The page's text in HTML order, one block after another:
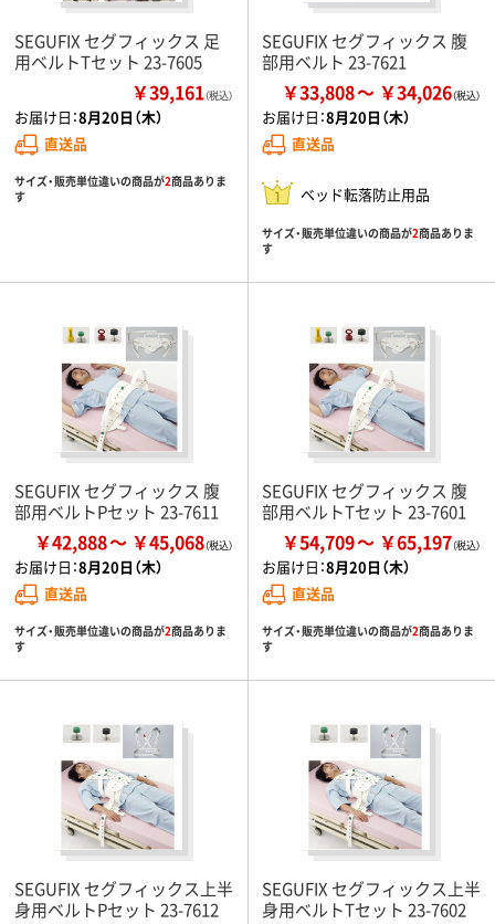
SEGUFIX セグフィックス 足
用ベルトTセット 23-7605
￥39,161（税込）
お届け日：8月20日（木）
直送品
サイズ・販売単位違いの商品が2商品ありま
す
SEGUFIX セグフィックス 腹
部用ベルト 23-7621
￥33,808 ￥34,026
お届け日：8月20日（木）
直送品
ベッド転落防止用品
サイズ・販売単位違いの商品が2商品ありま
す
SEGUFIX セグフィックス 腹
部用ベルトPセット 23-7611
￥42,888 ￥45,068
お届け日：8月20日（木）
直送品
サイズ・販売単位違いの商品が2商品ありま
す
SEGUFIX セグフィックス 腹
部用ベルトTセット 23-7601
￥54,709 ￥65,197
お届け日：8月20日（木）
直送品
サイズ・販売単位違いの商品が2商品ありま
す
SEGUFIX セグフィックス上半
身用ベルトPセット 23-7612
SEGUFIX セグフィックス上半
身用ベルトTセット 23-7602